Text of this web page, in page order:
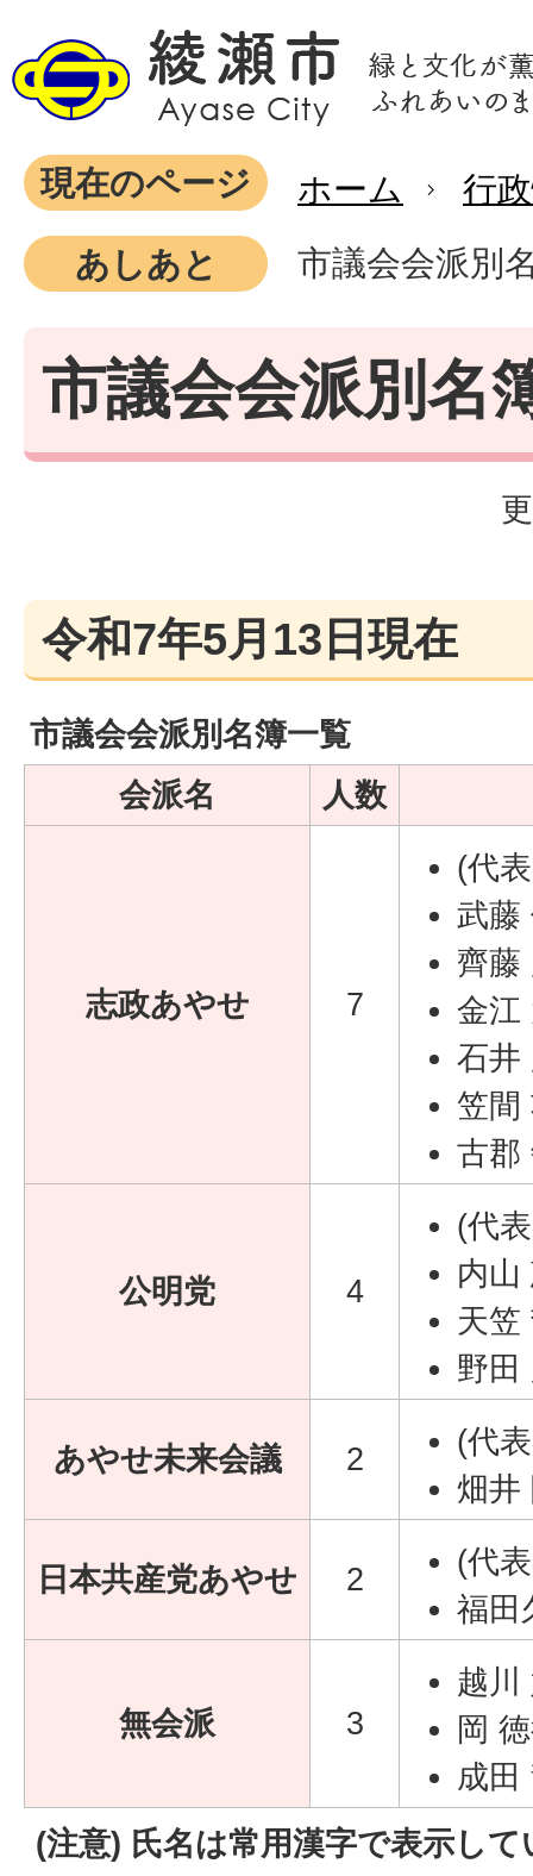
現在のページ ホーム
行
あしあと
市議会会派別
市議会会派別名
令和7年5月13日現在
市議会会派別名簿一覧
会派名
人数
志政あやせ 7
(代
武藤
齊藤
金江
石井
笠間
古郡
公明党 4
(代
内山
天笠
野田
あやせ未来会議 2
(代
畑井
日本共産党あやせ 2
(代
福田
無会派 3
越川
岡
成田
(注意) 氏名は常用漢字で表示して